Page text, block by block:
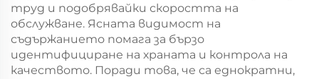
труд и подобрявайки скоростта на
обслужване. Ясната видимост на
съдържанието помага за бързо
идентифициране на храната и контрола на
качеството. Поради това, че са еднократни,